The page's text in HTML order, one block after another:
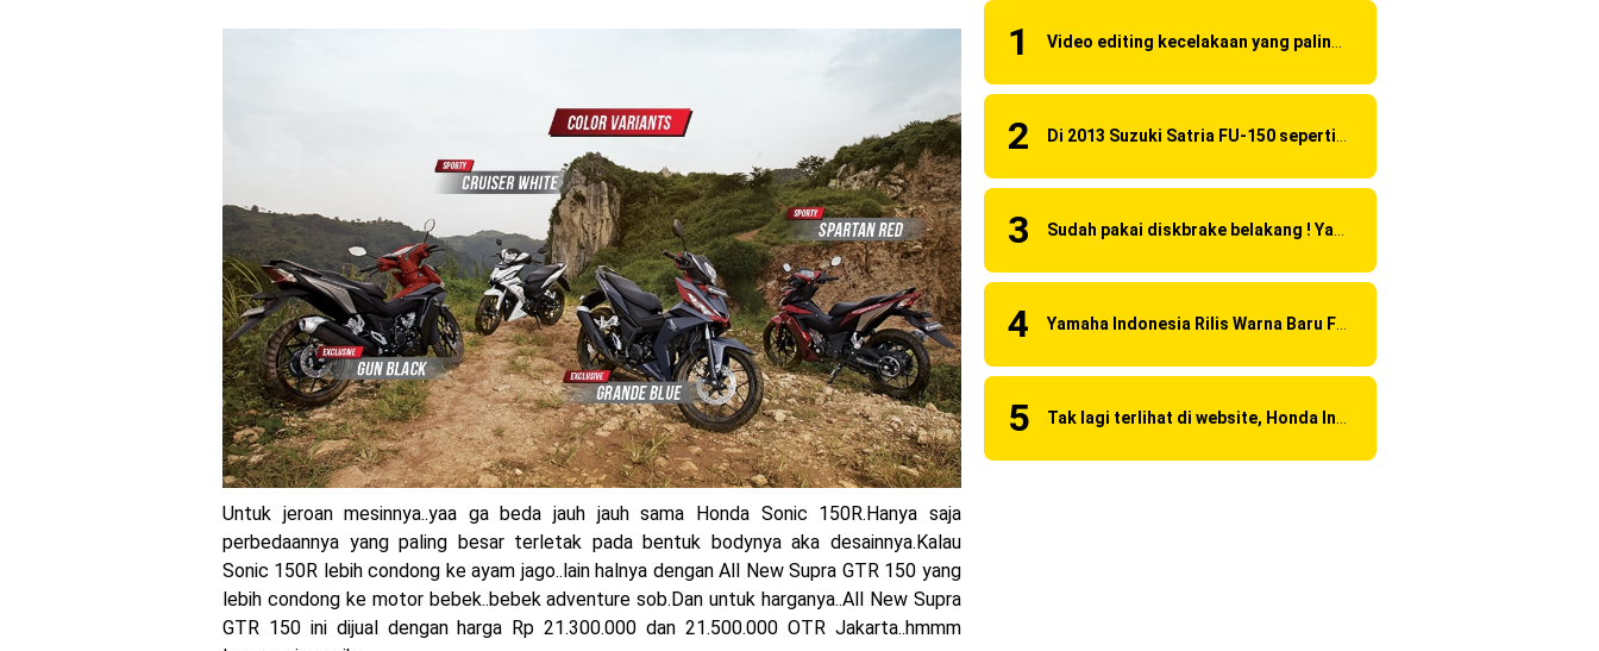
MotoGP : Francesco Bagnaia Juara Dunia MotoGP musim 2023 !
Honda Rilis CBR1000RR-R 2023 Anniversary Edition !
MotoGP Amerika : Alex Rins berhasil juara pertama dan perdana di tim LCR Honda !
Ngabuburide Yamaha Wr 155 R, Para Bikers Menikmati Indahnya Sore di Kota Medan
Impresi pertama Kawasaki Ninja ZX-4RR 2023 yang cuma ada 2 dikota Medan !
Event Customaxi & Yard Built 2023 Resmi Dimulai !
Untuk jeroan mesinnya..yaa ga beda jauh jauh sama Honda Sonic 150R.Hanya saja
perbedaannya yang paling besar terletak pada bentuk bodynya aka desainnya.Kalau
Sonic 150R lebih condong ke ayam jago..lain halnya dengan All New Supra GTR 150 yang
lebih condong ke motor bebek..bebek adventure sob.Dan untuk harganya..All New Supra
GTR 150 ini dijual dengan harga Rp 21.300.000 dan 21.500.000 OTR Jakarta..hmmm